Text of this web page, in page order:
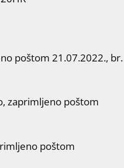
poštom 21.07.2022., br.
zaprimljeno poštom
poštom